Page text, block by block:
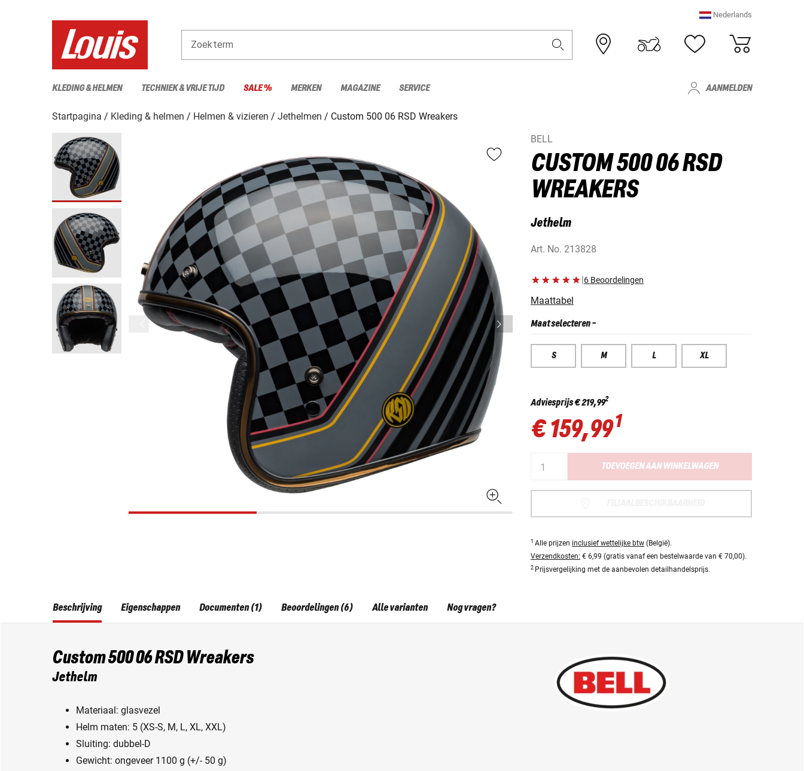
Nederlands
Zoekterm
KLEDING & HELMEN TECHNIEK & VRIJE TIJD SALE % MERKEN MAGAZINE SERVICE AANMELDEN
Startpagina Kleding & helmen Helmen & vizieren Jethelmen
Custom 500 06 RSD Wreakers
BELL
CUSTOM 500 06 RSD
WREAKERS
Jethelm
Art. No. 213828
|6 Beoordelingen
Maattabel
Maat selecteren-
S M L XL
Adviesprijs€ 219,992
€ 159,991
TOEVOEGEN AAN WINKELWAGEN
1 Alle prijzen inclusief wettelijke btw (België).
Verzendkosten: € 6,99 (gratis vanaf een bestelwaarde van € 70,00).
2 Prijsvergelijking met de aanbevolen detailhandelsprijs.
Beschrijving
Custom 500 06 RSD Wreakers
Jethelm
Materiaal: glasvezel
Helm maten: 5 (XS-S, M, L, XL, XXL)
Sluiting: dubbel-D
Gewicht: ongeveer 1100 g (+/- 50 g)
Eigenschappen Documenten (1) Beoordelingen (6) Alle varianten Nog vragen?